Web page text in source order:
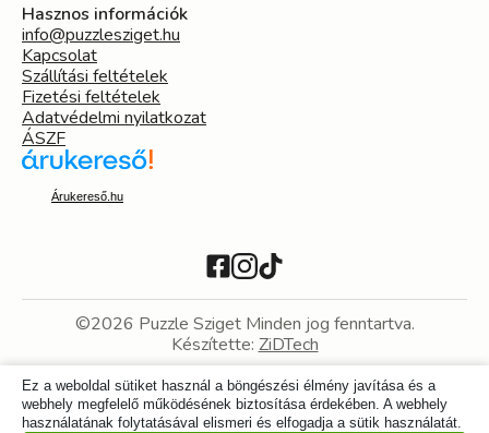
Hasznos információk
info@puzzlesziget.hu
Kapcsolat
Szállítási feltételek
Fizetési feltételek
Adatvédelmi nyilatkozat
ÁSZF
Árukereső.hu
©2026 Puzzle Sziget Minden jog fenntartva.
Készítette: ZiDTech
Ez a weboldal sütiket használ a böngészési élmény javítása és a
webhely megfelelő működésének biztosítása érdekében. A webhely
használatának folytatásával elismeri és elfogadja a sütik használatát.